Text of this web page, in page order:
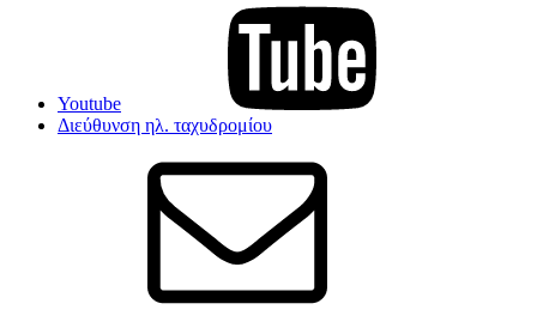
Youtube
Διεύθυνση ηλ. ταχυδρομίου